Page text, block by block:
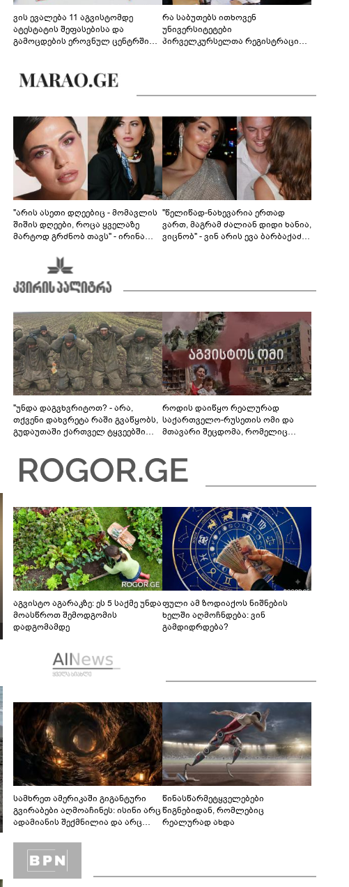
ვის ევალება 11 აგვისტომდე
ატესტატის შეფასებისა და
გამოცდების ეროვნულ ცენტრში
რა საბუთებს ითხოვენ
უნივერსიტეტები
პირველკურსელთა რეგისტრაციის
"არის ასეთი დღეებიც - მომავლის
შიშის დღეები, როცა ყველაზე
მარტოდ გრძნობ თავს" - ირინა
"წელიწად-ნახევარია ერთად
ვართ, მაგრამ ძალიან დიდი ხანია,
ვიცნობ" - ვინ არის ევა ბარბაქაძის
"უნდა დაგვხვრიტოთ? - არა,
თქვენი დახვრეტა რაში გვაწყობს,
გუდაუთაში ქართველ ტყვეებში
როდის დაიწყო რეალურად
საქართველო-რუსეთის ომი და
მთავარი შეცდომა, რომელიც
აგვისტო აგარაკზე: ეს 5 საქმე უნდა
მოასწროთ შემოდგომის
დადგომამდე
ფული ამ ზოდიაქოს ნიშნების
ხელში აღმოჩნდება: ვინ
გამდიდრდება?
სამხრეთ ამერიკაში გიგანტური
გვირაბები აღმოაჩინეს: ისინი არც
ადამიანის შექმნილია და არც
ლაბირინთები?
წინასწარმეტყველებები
წიგნებიდან, რომლებიც
რეალურად ახდა